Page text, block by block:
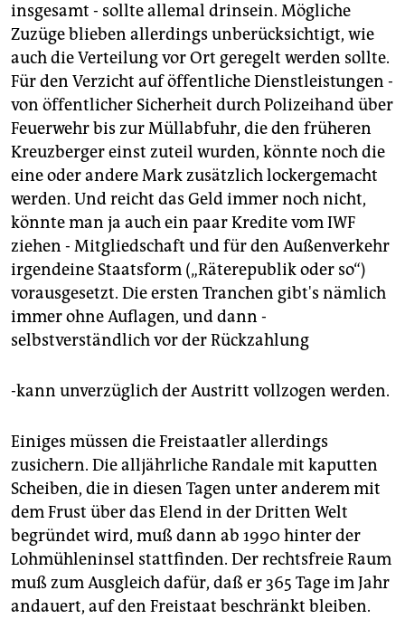
insgesamt - sollte allemal drinsein. Mögliche
Zuzüge blieben allerdings unberücksichtigt, wie
auch die Verteilung vor Ort geregelt werden sollte.
Für den Verzicht auf öffentliche Dienstleistungen -
von öffentlicher Sicherheit durch Polizeihand über
Feuerwehr bis zur Müllabfuhr, die den früheren
Kreuzberger einst zuteil wurden, könnte noch die
eine oder andere Mark zusätzlich lockergemacht
werden. Und reicht das Geld immer noch nicht,
könnte man ja auch ein paar Kredite vom IWF
ziehen - Mitgliedschaft und für den Außenverkehr
irgendeine Staatsform („Räterepublik oder so“)
vorausgesetzt. Die ersten Tranchen gibt's nämlich
immer ohne Auflagen, und dann -
selbstverständlich vor der Rückzahlung
-kann unverzüglich der Austritt vollzogen werden.
Einiges müssen die Freistaatler allerdings
zusichern. Die alljährliche Randale mit kaputten
Scheiben, die in diesen Tagen unter anderem mit
dem Frust über das Elend in der Dritten Welt
begründet wird, muß dann ab 1990 hinter der
Lohmühleninsel stattfinden. Der rechtsfreie Raum
muß zum Ausgleich dafür, daß er 365 Tage im Jahr
andauert, auf den Freistaat beschränkt bleiben.